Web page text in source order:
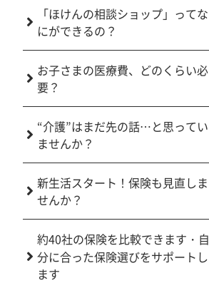
「ほけんの相談ショップ」ってな
にができるの？
お子さまの医療費、どのくらい必
要？
“介護”はまだ先の話…と思ってい
ませんか？
新生活スタート！保険も見直しま
せんか？
約40社の保険を比較できます・自
分に合った保険選びをサポートし
ます